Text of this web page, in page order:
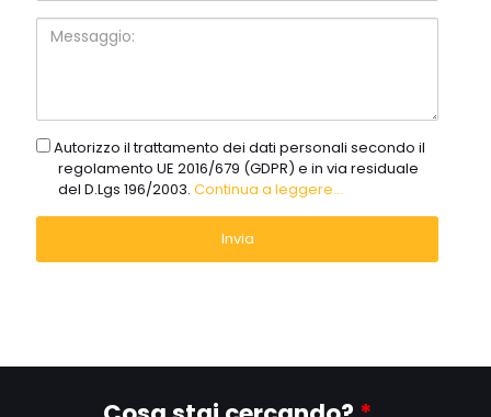
intervento:
Messaggio:
gdprAutorizzo il trattamento dei dati personali secondo il
regolamento UE 2016/679 (GDPR) e in via residuale
del D.Lgs 196/2003. Continua a leggere...